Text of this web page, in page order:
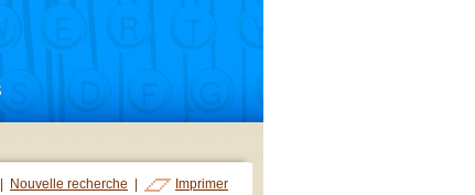
Nouvelle recherche Imprimer